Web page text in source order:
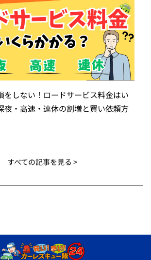
をしない！ロードサービス料金はい
夜・高速・連休の割増と賢い依頼方
すべての記事を見る >